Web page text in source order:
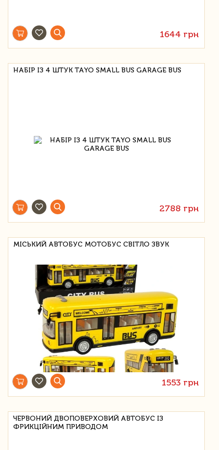
1644 грн
НАБІР ІЗ 4 ШТУК TAYO SMALL BUS GARAGE BUS
2788 грн
МІСЬКИЙ АВТОБУС МОТОБУС СВІТЛО ЗВУК
1553 грн
ЧЕРВОНИЙ ДВОПОВЕРХОВИЙ АВТОБУС ІЗ
ФРИКЦІЙНИМ ПРИВОДОМ